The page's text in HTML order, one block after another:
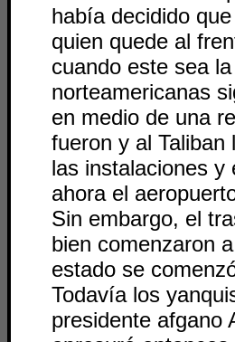
había decidido
quien quede al
cuando este sea
norteamericanas
en medio de una
fueron y al
las instalaciones y
ahora el
Sin embargo, el
bien comenzaron
estado se
Todavía los
presidente afgano